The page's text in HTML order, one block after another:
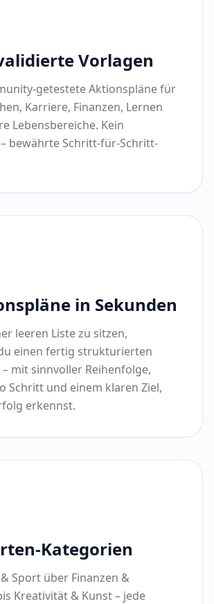
getestete Aktionspläne für
Karriere, Finanzen, Lernen
Lebensbereiche. Kein
bewährte Schritt-für-Schritt-
leeren Liste zu sitzen,
einen fertig strukturierten
mit sinnvoller Reihenfolge,
Schritt und einem klaren Ziel,
erkennst.
& Sport über Finanzen &
Kreativität & Kunst – jede
einen spezialisierten KI-